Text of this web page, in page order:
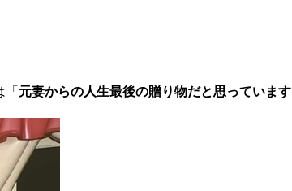
元妻からの人生最後の贈り物だと思っています